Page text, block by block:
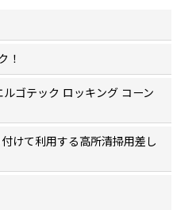
！
ゴテック ロッキング コーン
けて利用する高所清掃用差し